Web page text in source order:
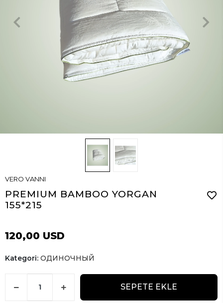
VERO VANNI
PREMIUM BAMBOO YORGAN
155*215
120,00 USD
Kategori: ОДИНОЧНЫЙ
SEPETE EKLE